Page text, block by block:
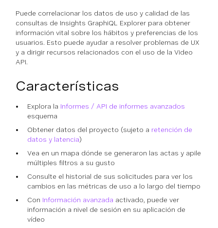
Puede correlacionar los datos de uso y calidad de las
consultas de Insights GraphiQL Explorer para obtener
información vital sobre los hábitos y preferencias de los
usuarios. Esto puede ayudar a resolver problemas de UX
y a dirigir recursos relacionados con el uso de la Video
API.
Características
Explora la Informes / API de informes avanzados
esquema
Obtener datos del proyecto (sujeto a retención de
datos y latencia)
Vea en un mapa dónde se generaron las actas y apile
múltiples filtros a su gusto
Consulte el historial de sus solicitudes para ver los
cambios en las métricas de uso a lo largo del tiempo
Con Información avanzada activado, puede ver
información a nivel de sesión en su aplicación de
vídeo